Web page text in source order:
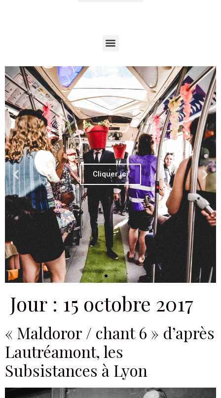
Cliquer ici
Jour : 15 octobre 2017
« Maldoror / chant 6 » d’après
Lautréamont, les
Subsistances à Lyon